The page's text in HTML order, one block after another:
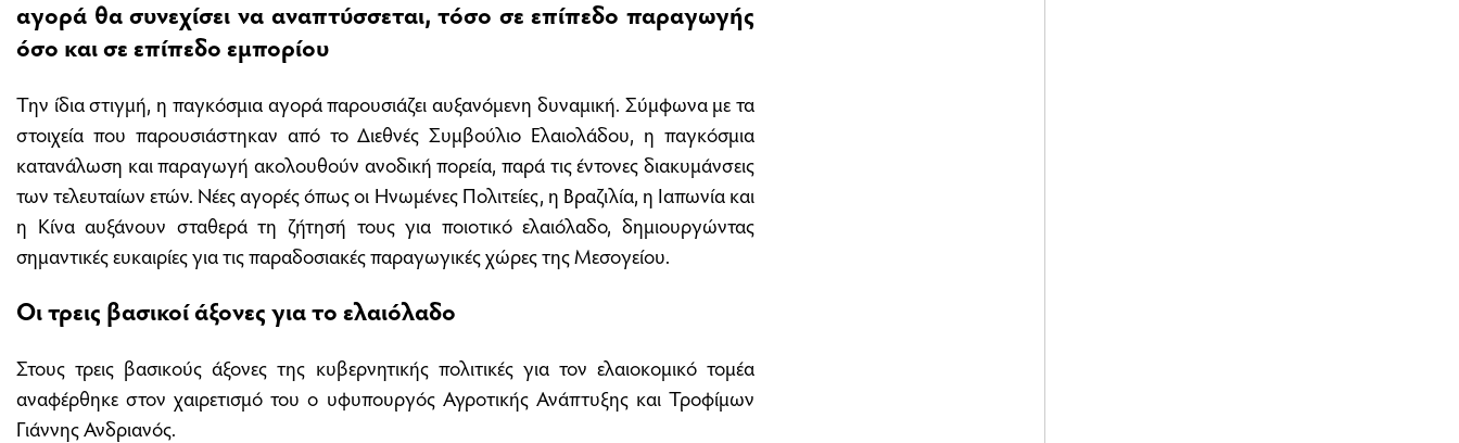
αγορά θα συνεχίσει να αναπτύσσεται, τόσο σε επίπεδο παραγωγής
όσο και σε επίπεδο εμπορίου
Την ίδια στιγμή, η παγκόσμια αγορά παρουσιάζει αυξανόμενη δυναμική. Σύμφωνα με τα
στοιχεία που παρουσιάστηκαν από το Διεθνές Συμβούλιο Ελαιολάδου, η παγκόσμια
κατανάλωση και παραγωγή ακολουθούν ανοδική πορεία, παρά τις έντονες διακυμάνσεις
των τελευταίων ετών. Νέες αγορές όπως οι Ηνωμένες Πολιτείες, η Βραζιλία, η Ιαπωνία και
η Κίνα αυξάνουν σταθερά τη ζήτησή τους για ποιοτικό ελαιόλαδο, δημιουργώντας
σημαντικές ευκαιρίες για τις παραδοσιακές παραγωγικές χώρες της Μεσογείου.
Οι τρεις βασικοί άξονες για το ελαιόλαδο
Στους τρεις βασικούς άξονες της κυβερνητικής πολιτικές για τον ελαιοκομικό τομέα
αναφέρθηκε στον χαιρετισμό του ο υφυπουργός Αγροτικής Ανάπτυξης και Τροφίμων
Γιάννης Ανδριανός.